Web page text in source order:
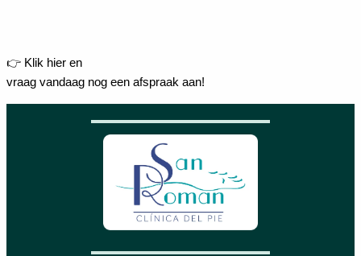
👉 Klik hier en
vraag vandaag nog een afspraak aan!